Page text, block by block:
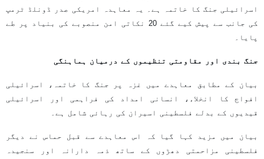
اسرائیلی جنگ کا خاتمہ ہے۔ یہ معاہدہ امریکی صدر ڈونلڈ ٹرمپ
کی جانب سے پیش کیے گئے 20 نکاتی امن منصوبے کی بنیاد پر طے
پایا۔
جنگ بندی اور مقاومتی تنظیموں کے درمیان ہماہنگی
بیان کے مطابق معاہدے میں غزہ پر جنگ کا خاتمہ، اسرائیلی
افواج کا انخلاء، انسانی امداد کی فراہمی اور اسرائیلی
قیدیوں کے بدلے فلسطینی اسیران کی رہائی شامل ہے۔
بیان میں مزید کہا گیا کہ اس معاہدے سے قبل حماس نے دیگر
فلسطینی مزاحمتی دھڑوں کے ساتھ ذمہ دارانہ اور سنجیدہ